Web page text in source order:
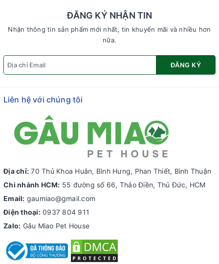
ĐĂNG KÝ NHẬN TIN
Nhận thông tin sản phẩm mới nhất, tin khuyến mãi và nhiều hơn
nữa.
ĐĂNG KÝ
Liên hệ với chúng tôi
Địa chỉ: 70 Thủ Khoa Huân, Bình Hưng, Phan Thiết, Bình Thuận
Chi nhánh HCM: 55 đường số 66, Thảo Điền, Thủ Đức, HCM
Email: gaumiao@gmail.com
Điện thoại: 0937 804 911
Zalo: Gâu Miao Pet House